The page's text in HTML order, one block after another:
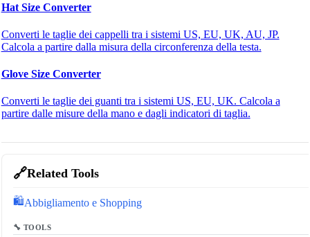
🔗Related Tools
🛍️Abbigliamento e Shopping
🔧 TOOLS
Hat Size Converter
Converti le taglie dei cappelli tra i sistemi US, EU, UK, AU, JP.
Calcola a partire dalla misura della circonferenza della testa.
Glove Size Converter
Converti le taglie dei guanti tra i sistemi US, EU, UK. Calcola a
partire dalle misure della mano e dagli indicatori di taglia.